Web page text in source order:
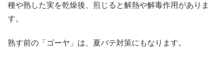
種や熟した実を乾燥後、煎じると解熱や解毒作用がありま
す。
熟す前の「ゴーヤ」は、夏バテ対策にもなります。